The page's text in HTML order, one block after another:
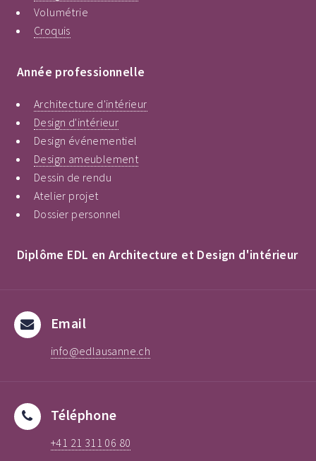
Volumétrie
Croquis
Année professionnelle
Architecture d'intérieur
Design d'intérieur
Design événementiel
Design ameublement
Dessin de rendu
Atelier projet
Dossier personnel
Diplôme EDL en Architecture et Design d'intérieur
Email
info@edlausanne.ch
Téléphone
+41 21 311 06 80